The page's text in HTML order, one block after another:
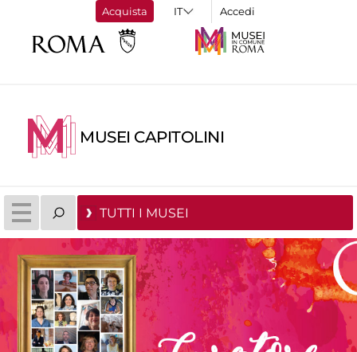
Acquista Accedi
MUSEI CAPITOLINI
TUTTI I MUSEI